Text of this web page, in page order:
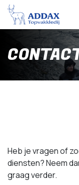
Overslaan naar inhoud
Heb je vragen of
diensten? Neem
graag verder.